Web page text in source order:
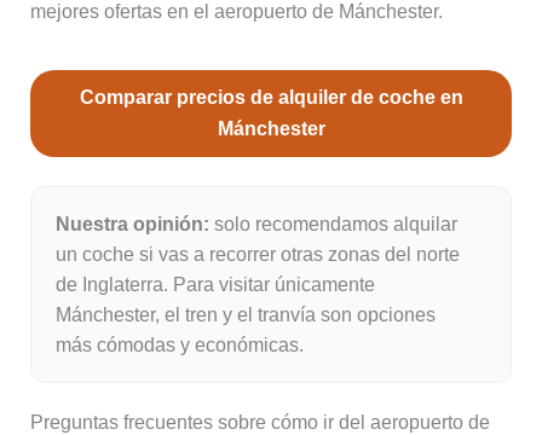
mejores ofertas en el aeropuerto de Mánchester.
Comparar precios de alquiler de coche en
Mánchester
Nuestra opinión: solo recomendamos alquilar
un coche si vas a recorrer otras zonas del norte
de Inglaterra. Para visitar únicamente
Mánchester, el tren y el tranvía son opciones
más cómodas y económicas.
Preguntas frecuentes sobre cómo ir del aeropuerto de